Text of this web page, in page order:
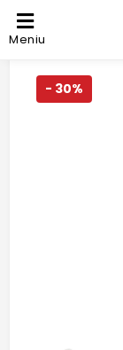
Meniu
- 30%